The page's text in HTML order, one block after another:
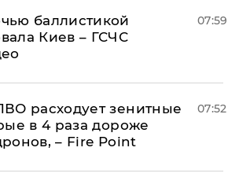
баллистикой
Киев – ГСЧС
07:59
расходует зенитные
в 4 раза дороже
– Fire Point
07:52